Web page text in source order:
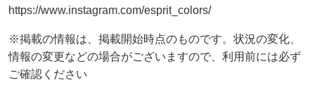
https://www.instagram.com/esprit_colors/
※掲載の情報は、掲載開始時点のものです。状況の変化、
情報の変更などの場合がございますので、利用前には必ず
ご確認ください